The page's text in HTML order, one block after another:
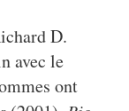
D.
avec le
ont